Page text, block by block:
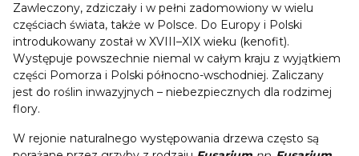
Zawleczony, zdziczały i w pełni zadomowiony w wielu
częściach świata, także w Polsce. Do Europy i Polski
introdukowany został w XVIII–XIX wieku (kenofit).
Występuje powszechnie niemal w całym kraju z wyjątkiem
części Pomorza i Polski północno-wschodniej. Zaliczany
jest do roślin inwazyjnych – niebezpiecznych dla rodzimej
flory.
W rejonie naturalnego występowania drzewa często są